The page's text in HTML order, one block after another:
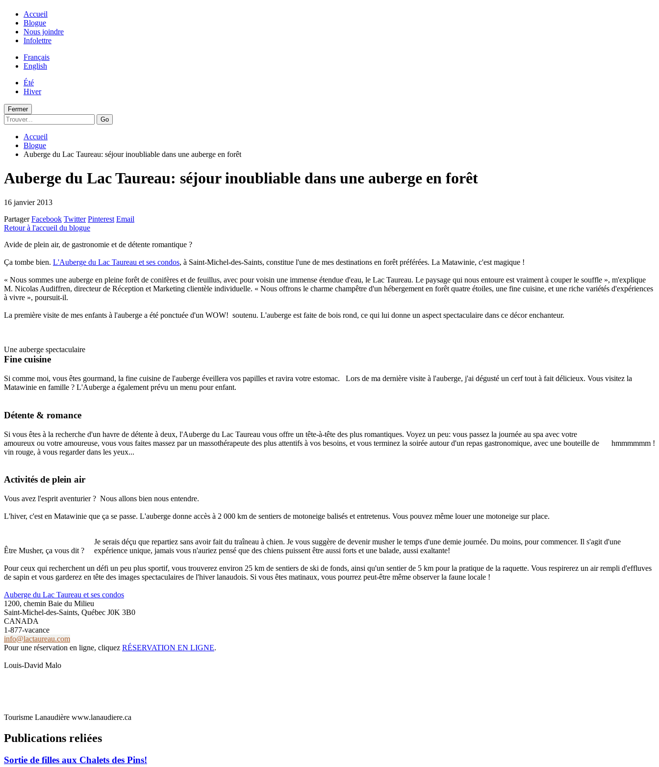
Accueil
Blogue
Nous joindre
Infolettre
Français
English
Été
Hiver
Fermer
Go
Accueil
Blogue
Auberge du Lac Taureau: séjour inoubliable dans une auberge en forêt
Auberge du Lac Taureau: séjour inoubliable dans une auberge en forêt
16 janvier 2013
Partager Facebook Twitter Pinterest Email
Retour à l'accueil du blogue
Avide de plein air, de gastronomie et de détente romantique ?
Ça tombe bien. L'Auberge du Lac Taureau et ses condos, à Saint-Michel-des-Saints, constitue l'une de mes destinations en forêt préférées. La Matawinie, c'est magique !
« Nous sommes une auberge en pleine forêt de conifères et de feuillus, avec pour voisin une immense étendue d'eau, le Lac Taureau. Le paysage qui nous entoure est vraiment à couper le souffle », m'explique
M. Nicolas Audiffren, directeur de Réception et Marketing clientèle individuelle. « Nous offrons le charme champêtre d'un hébergement en forêt quatre étoiles, une fine cuisine, et une riche variétés d'expériences
à vivre », poursuit-il.
La première visite de mes enfants à l'auberge a été ponctuée d'un WOW! soutenu. L'auberge est faite de bois rond, ce qui lui donne un aspect spectaculaire dans ce décor enchanteur.
Une auberge spectaculaire
Fine cuisine
Si comme moi, vous êtes gourmand, la fine cuisine de l'auberge éveillera vos papilles et ravira votre estomac. Lors de ma dernière visite à l'auberge, j'ai dégusté un cerf tout à fait délicieux. Vous visitez la
Matawinie en famille ? L'Auberge a également prévu un menu pour enfant.
Détente & romance
hmmmmmm !
Si vous êtes à la recherche d'un havre de détente à deux, l'Auberge du Lac Taureau vous offre un tête-à-tête des plus romantiques. Voyez un peu: vous passez la journée au spa avec votre
amoureux ou votre amoureuse, vous vous faites massez par un massothérapeute des plus attentifs à vos besoins, et vous terminez la soirée autour d'un repas gastronomique, avec une bouteille de
vin rouge, à vous regarder dans les yeux...
Activités de plein air
Vous avez l'esprit aventurier ? Nous allons bien nous entendre.
L'hiver, c'est en Matawinie que ça se passe. L'auberge donne accès à 2 000 km de sentiers de motoneige balisés et entretenus. Vous pouvez même louer une motoneige sur place.
Être Musher, ça vous dit ?
Je serais déçu que repartiez sans avoir fait du traîneau à chien. Je vous suggère de devenir musher le temps d'une demie journée. Du moins, pour commencer. Il s'agit d'une
expérience unique, jamais vous n'auriez pensé que des chiens puissent être aussi forts et une balade, aussi exaltante!
Pour ceux qui recherchent un défi un peu plus sportif, vous trouverez environ 25 km de sentiers de ski de fonds, ainsi qu'un sentier de 5 km pour la pratique de la raquette. Vous respirerez un air rempli d'effluves
de sapin et vous garderez en tête des images spectaculaires de l'hiver lanaudois. Si vous êtes matinaux, vous pourrez peut-être même observer la faune locale !
Auberge du Lac Taureau et ses condos
1200, chemin Baie du Milieu
Saint-Michel-des-Saints, Québec J0K 3B0
CANADA
1-877-vacance
info@lactaureau.com
Pour une réservation en ligne, cliquez RÉSERVATION EN LIGNE.
Louis-David Malo
Tourisme Lanaudière www.lanaudiere.ca
Publications reliées
Sortie de filles aux Chalets des Pins!